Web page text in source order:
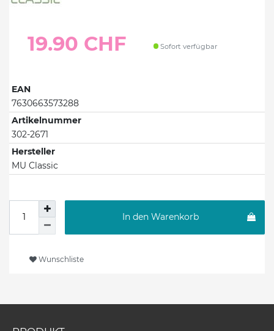
19.90 CHF Sofort verfügbar
EAN
7630663573288
Artikelnummer
302-2671
Hersteller
MU Classic
In den Warenkorb
Wunschliste